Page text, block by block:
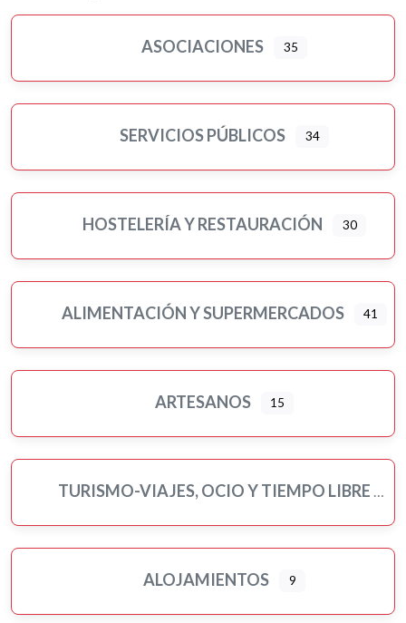
ASOCIACIONES 35
SERVICIOS PÚBLICOS 34
HOSTELERÍA Y RESTAURACIÓN 30
ALIMENTACIÓN Y SUPERMERCADOS 41
ARTESANOS 15
TURISMO-VIAJES, OCIO Y TIEMPO LIBRE
ALOJAMIENTOS 9